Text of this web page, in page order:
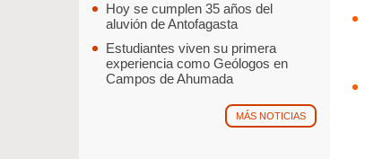
Hoy se cumplen 35 años del
aluvión de Antofagasta
Estudiantes viven su primera
experiencia como Geólogos en
Campos de Ahumada
MÁS NOTICIAS